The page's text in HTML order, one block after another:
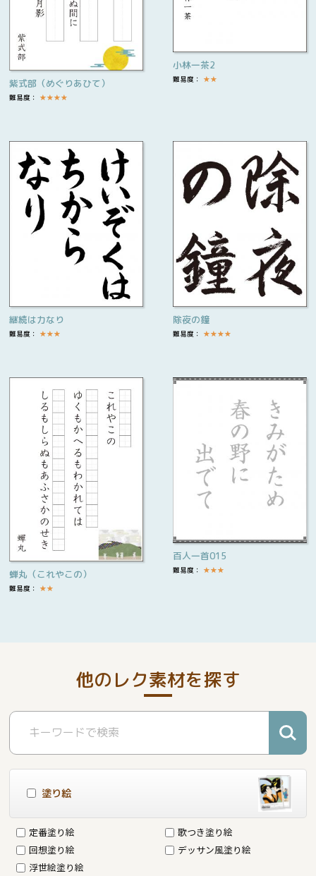
紫式部（めぐりあひて）
難易度： ★★★★
小林一茶2
難易度： ★★
継続は力なり
難易度： ★★★
除夜の鐘
難易度： ★★★★
蝉丸（これやこの）
難易度： ★★
百人一首015
難易度： ★★★
他のレク素材を探す
塗り絵
定番塗り絵
歌つき塗り絵
回想塗り絵
デッサン風塗り絵
浮世絵塗り絵